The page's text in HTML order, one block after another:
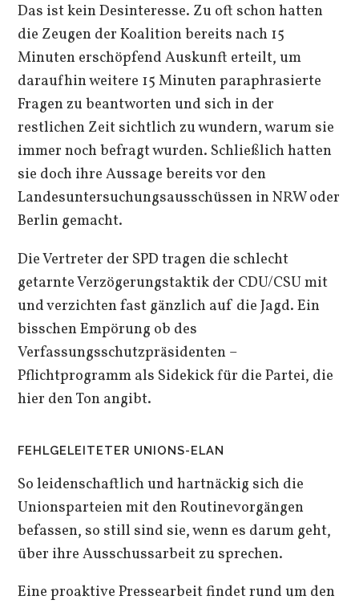
Das ist kein Desinteresse. Zu oft schon hatten
die Zeugen der Koalition bereits nach 15
Minuten erschöpfend Auskunft erteilt, um
daraufhin weitere 15 Minuten paraphrasierte
Fragen zu beantworten und sich in der
restlichen Zeit sichtlich zu wundern, warum sie
immer noch befragt wurden. Schließlich hatten
sie doch ihre Aussage bereits vor den
Landesuntersuchungsausschüssen in NRW oder
Berlin gemacht.
Die Vertreter der SPD tragen die schlecht
getarnte Verzögerungstaktik der CDU/CSU mit
und verzichten fast gänzlich auf die Jagd. Ein
bisschen Empörung ob des
Verfassungsschutzpräsidenten –
Pflichtprogramm als Sidekick für die Partei, die
hier den Ton angibt.
FEHLGELEITETER UNIONS-ELAN
So leidenschaftlich und hartnäckig sich die
Unionsparteien mit den Routinevorgängen
befassen, so still sind sie, wenn es darum geht,
über ihre Ausschussarbeit zu sprechen.
Eine proaktive Pressearbeit findet rund um den